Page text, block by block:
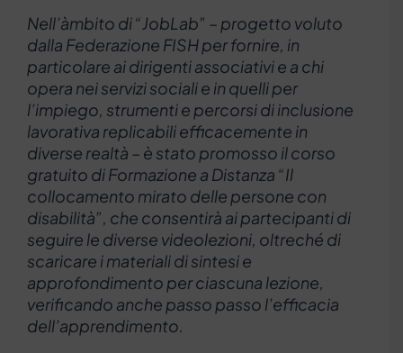
Nell’àmbito di “JobLab” – progetto voluto
dalla Federazione FISH per fornire, in
particolare ai dirigenti associativi e a chi
opera nei servizi sociali e in quelli per
l’impiego, strumenti e percorsi di inclusione
lavorativa replicabili efficacemente in
diverse realtà – è stato promosso il corso
gratuito di Formazione a Distanza “Il
collocamento mirato delle persone con
disabilità”, che consentirà ai partecipanti di
seguire le diverse videolezioni, oltreché di
scaricare i materiali di sintesi e
approfondimento per ciascuna lezione,
verificando anche passo passo l’efficacia
dell’apprendimento.